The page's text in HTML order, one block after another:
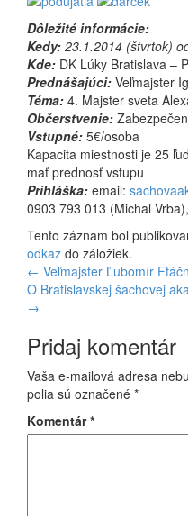
Dôležité informácie:
Kedy: 23.1.2014 (štvrtok)
Kde: DK Lúky Bratislava –
Prednášajúci: Veľmajster
Téma: 4. Majster sveta
Občerstvenie:
Vstupné: 5€/osoba
Kapacita miestnosti je 25
mať prednosť vstupu
Prihláška: email:
0903 793 013 (Michal
Tento záznam bol
odkaz do záložiek.
Navigácia
v
článku
← Veľmajster Ľubomír
O Bratislavskej šachovej
→
Pridaj komentár
Vaša e-mailová adresa
polia sú označené *
Komentár*